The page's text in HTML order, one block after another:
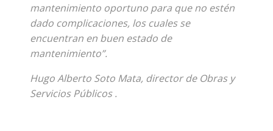
mantenimiento oportuno para que no estén
dado complicaciones, los cuales se
encuentran en buen estado de
mantenimiento”.
Hugo Alberto Soto Mata, director de Obras y
Servicios Públicos .